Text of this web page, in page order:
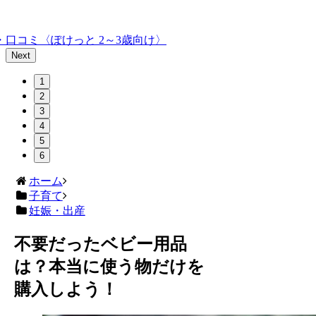
コミ〈ぽけっと 2～3歳向け〉
Next
1
2
3
4
5
6
ホーム
子育て
妊娠・出産
不要だったベビー用品
は？本当に使う物だけを
購入しよう！